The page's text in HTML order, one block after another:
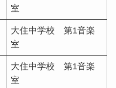
室
大住中学校 第1音楽
室
大住中学校 第1音楽
室